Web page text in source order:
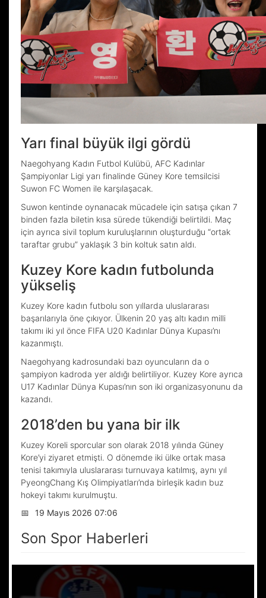
Yarı final büyük ilgi gördü
Naegohyang Kadın Futbol Kulübü, AFC Kadınlar
Şampiyonlar Ligi yarı finalinde Güney Kore temsilcisi
Suwon FC Women ile karşılaşacak.
Suwon kentinde oynanacak mücadele için satışa çıkan 7
binden fazla biletin kısa sürede tükendiği belirtildi. Maç
için ayrıca sivil toplum kuruluşlarının oluşturduğu “ortak
taraftar grubu” yaklaşık 3 bin koltuk satın aldı.
Kuzey Kore kadın futbolunda
yükseliş
Kuzey Kore kadın futbolu son yıllarda uluslararası
başarılarıyla öne çıkıyor. Ülkenin 20 yaş altı kadın milli
takımı iki yıl önce FIFA U20 Kadınlar Dünya Kupası’nı
kazanmıştı.
Naegohyang kadrosundaki bazı oyuncuların da o
şampiyon kadroda yer aldığı belirtiliyor. Kuzey Kore ayrıca
U17 Kadınlar Dünya Kupası’nın son iki organizasyonunu da
kazandı.
2018’den bu yana bir ilk
Kuzey Koreli sporcular son olarak 2018 yılında Güney
Kore’yi ziyaret etmişti. O dönemde iki ülke ortak masa
tenisi takımıyla uluslararası turnuvaya katılmış, aynı yıl
PyeongChang Kış Olimpiyatları’nda birleşik kadın buz
hokeyi takımı kurulmuştu.
📅
19 Mayıs 2026 07:06
Son Spor Haberleri